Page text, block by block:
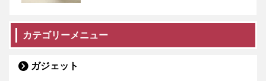
カテゴリーメニュー
ガジェット